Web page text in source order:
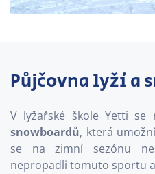
Půjčovna lyží a
V lyžařské škole Yetti se
snowboardů, která
se na zimní sezónu
nepropadli tomuto sportu